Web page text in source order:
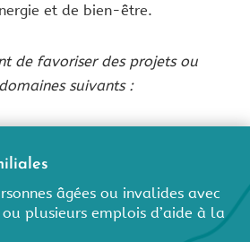
et de bien-être.
de favoriser des projets ou
suivants :
âgées ou invalides avec
ou plusieurs emplois d’aide à la